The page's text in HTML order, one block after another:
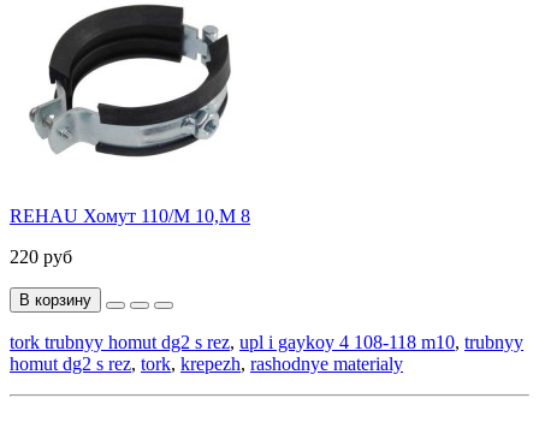
REHAU Хомут 110/M 10,М 8
220 руб
В корзину
tork trubnyy homut dg2 s rez, upl i gaykoy 4 108-118 m10, trubnyy
homut dg2 s rez, tork, krepezh, rashodnye materialy